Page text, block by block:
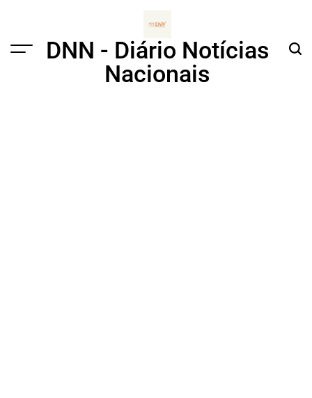
Menu
DNN - Diário Notícias
Nacionais